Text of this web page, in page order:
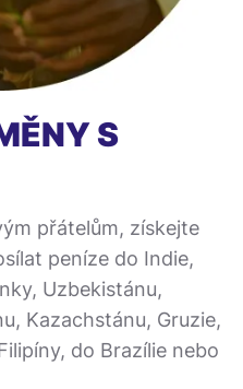
S
přátelům, získejte
peníze do Indie,
Uzbekistánu,
Kazachstánu, Gruzie,
do Brazílie nebo